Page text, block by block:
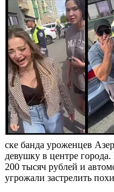
ске банда уроженцев
девушку в центре
200 тысяч рублей и
угрожали застрелить